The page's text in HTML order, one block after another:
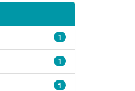
1
1
1